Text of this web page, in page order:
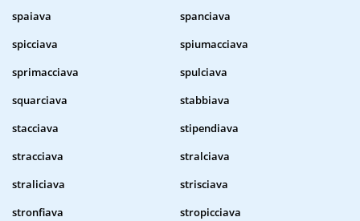
spaiava
spanciava
spicciava
spiumacciava
sprimacciava
spulciava
squarciava
stabbiava
stacciava
stipendiava
stracciava
stralciava
straliciava
strisciava
stronfiava
stropicciava